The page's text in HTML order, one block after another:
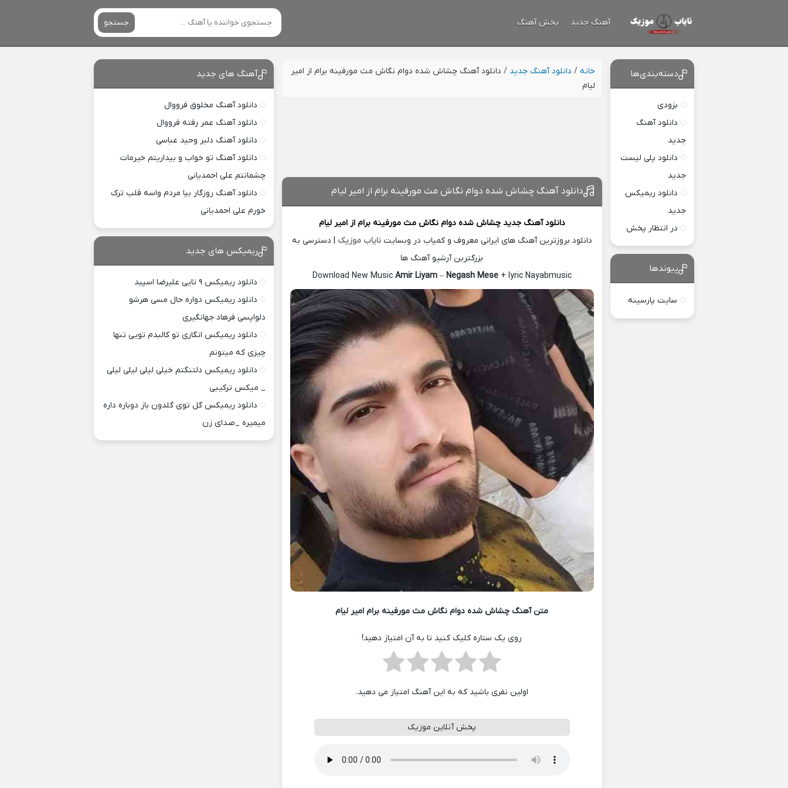
آهنگ جدید پخش آهنگ جستجو
خانه / دانلود آهنگ جدید / دانلود آهنگ چشاش شده دوام نگاش مث مورفینه برام از امیر
لیام
دانلود آهنگ چشاش شده دوام نگاش مث مورفینه برام از امیر لیام
دانلود آهنگ جدید چشاش شده دوام نگاش مث مورفینه برام ازامیر لیام
دانلود بروزترین آهنگ های ایرانی معروف و کمیاب در وبسایتنایاب موزیک | دسترسی به
بزرگترین آرشیو آهنگ ها
Download New Music Amir Liyam– Negash Mese+ lyric Nayabmusic
متن آهنگ چشاش شده دوام نگاش مث مورفینه برام امیر لیام
روی یک ستاره کلیک کنید تا به آن امتیاز دهید!
اولین نفری باشید که به این آهنگ امتیاز می دهید.
پخش آنلاین موزیک
دسته‌بندی‌ها
بزودی
دانلود آهنگ
جدید
دانلود پلی لیست
جدید
دانلود ریمیکس
جدید
در انتظار پخش
پیوندها
سایت پارسینه
آهنگ های جدید
دانلود آهنگ مخلوق فرووال
دانلود آهنگ عمر رفته فرووال
دانلود آهنگ دلبر وحید عباسی
دانلود آهنگ تو خواب و بیداریتم خیرمات
چشمانتم علی احمدیانی
دانلود آهنگ روزگار بیا مردم واسه قلب ترک
خورم علی احمدیانی
ریمیکس های جدید
دانلود ریمیکس ۹ تایی علیرضا اسپید
دانلود ریمیکس دواره حال مسی هرشو
دلواپسی فرهاد جهانگیری
دانلود ریمیکس انگاری تو کالبدم تویی تنها
چیزی که میتونم
دانلود ریمیکس دلتنگتم خیلی لیلی لیلی لیلی
_ میکس ترکیبی
دانلود ریمیکس گل توی گلدون باز دوباره داره
میمیره _صدای زن